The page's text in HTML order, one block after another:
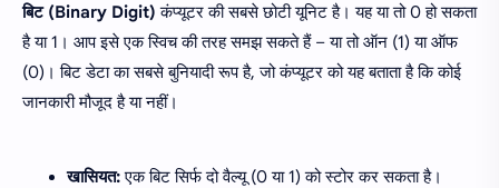
बिट (Binary Digit) कंप्यूटर की सबसे छोटी यूनिट है। यह या तो 0 हो सकता
है या 1। आप इसे एक स्विच की तरह समझ सकते हैं – या तो ऑन (1) या ऑफ
(0)। बिट डेटा का सबसे बुनियादी रूप है, जो कंप्यूटर को यह बताता है कि कोई
जानकारी मौजूद है या नहीं।
खासियत:एक बिट सिर्फ दो वैल्यू (0 या 1) को स्टोर कर सकता है।